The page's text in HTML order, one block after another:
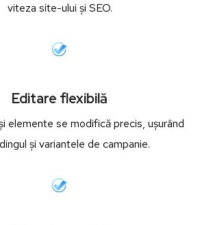
viteza site-ului și SEO.
Editare flexibilă
elemente se modifică precis, ușurând
și variantele de campanie.